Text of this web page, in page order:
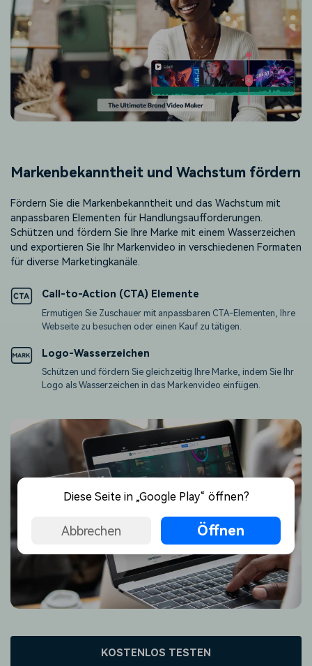
Markenbekanntheit und Wachstum fördern
Fördern Sie die Markenbekanntheit und das Wachstum mit
anpassbaren Elementen für Handlungsaufforderungen.
Schützen und fördern Sie Ihre Marke mit einem Wasserzeichen
und exportieren Sie Ihr Markenvideo in verschiedenen Formaten
für diverse Marketingkanäle.
Call-to-Action (CTA) Elemente
Ermutigen Sie Zuschauer mit anpassbaren CTA-Elementen, Ihre
Webseite zu besuchen oder einen Kauf zu tätigen.
Logo-Wasserzeichen
Schützen und fördern Sie gleichzeitig Ihre Marke, indem Sie Ihr
Logo als Wasserzeichen in das Markenvideo einfügen.
KOSTENLOS TESTEN
Diese Seite in „Google Play“ öffnen?
Abbrechen Öffnen